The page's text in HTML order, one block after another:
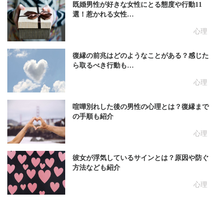
心理
既婚男性が好きな女性にとる態度や行動11
選！惹かれる女性…
心理
復縁の前兆はどのようなことがある？感じた
ら取るべき行動も…
心理
喧嘩別れした後の男性の心理とは？復縁まで
の手順も紹介
心理
彼女が浮気しているサインとは？原因や防ぐ
方法なども紹介